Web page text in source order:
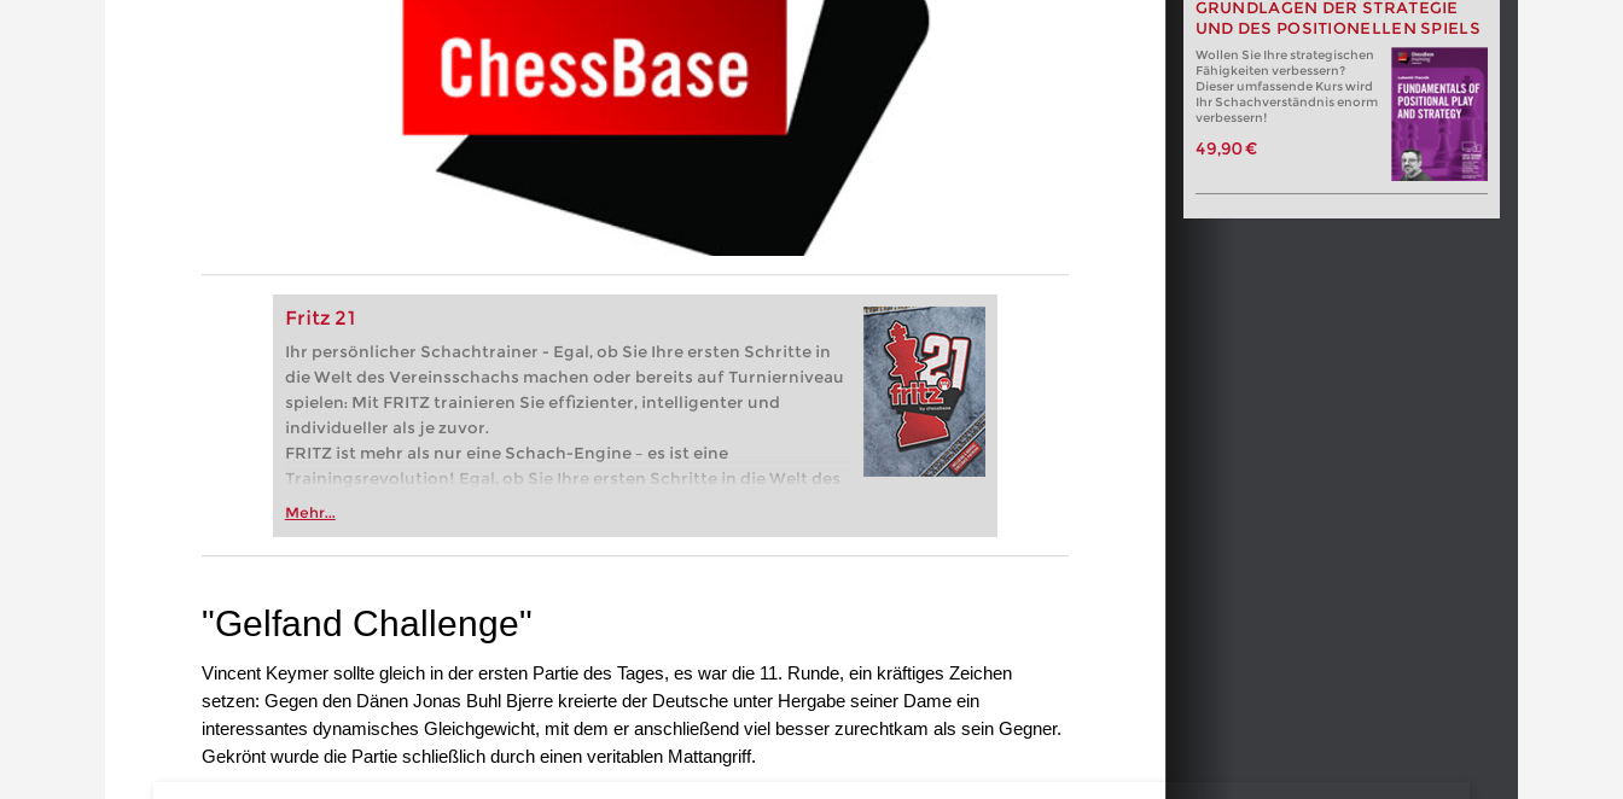
Fritz 21
Ihr persönlicher Schachtrainer - Egal, ob Sie Ihre ersten Schritte in
die Welt des Vereinsschachs machen oder bereits auf Turnierniveau
spielen: Mit FRITZ trainieren Sie effizienter, intelligenter und
individueller als je zuvor.
FRITZ ist mehr als nur eine Schach-Engine – es ist eine
Trainingsrevolution! Egal, ob Sie Ihre ersten Schritte in die Welt des
Vereinsschachs machen oder bereits auf Turnierniveau spielen: Mit
zuvor.
Mehr...
GRUNDLAGEN DER STRATEGIE
UND DES POSITIONELLEN SPIELS
Wollen Sie Ihre strategischen
Fähigkeiten verbessern?
Dieser umfassende Kurs wird
Ihr Schachverständnis enorm
verbessern!
49,90 €
"Gelfand Challenge"
Vincent Keymer sollte gleich in der ersten Partie des Tages, es war die 11. Runde, ein kräftiges Zeichen
setzen: Gegen den Dänen Jonas Buhl Bjerre kreierte der Deutsche unter Hergabe seiner Dame ein
interessantes dynamisches Gleichgewicht, mit dem er anschließend viel besser zurechtkam als sein Gegner.
Gekrönt wurde die Partie schließlich durch einen veritablen Mattangriff.